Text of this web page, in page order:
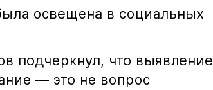
освещена в социальных
подчеркнул, что выявление
— это не вопрос